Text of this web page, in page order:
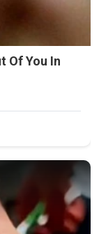
Of You In